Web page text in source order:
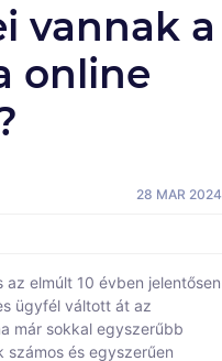
vannak a
online
28 MAR 2024
elmúlt 10 évben jelentősen
ügyfél váltott át az
már sokkal egyszerűbb
számos és egyszerűen